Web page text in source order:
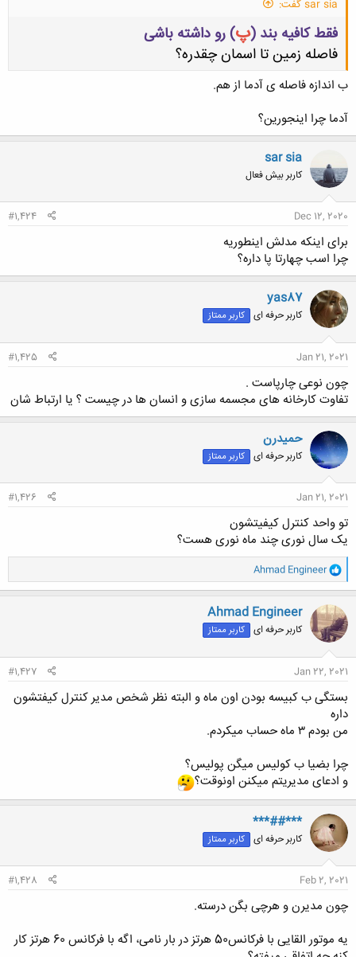
sar sia گفت:
فقط کافیه بند (پ) رو داشته باشی
فاصله زمین تا اسمان چقدره؟
کلیک کنید تا باز شود...
ب اندازه فاصله ی آدما از هم.
آدما چرا اینجورین؟
sar sia
کاربر بیش فعال
Dec 12, 2020
#1,424
برای اینکه مدلش اینطوریه
چرا اسب چهارتا پا داره؟
yas87
کاربر حرفه ای کاربر ممتاز
Jan 21, 2021
#1,425
چون نوعی چارپاست .
تفاوت کارخانه های مجسمه سازی و انسان ها در چیست ؟ یا ارتباط شان
حميدرن
کاربر حرفه ای کاربر ممتاز
Jan 21, 2021
#1,426
تو واحد کنترل کیفیتشون
یک سال نوری چند ماه نوری هست؟
و
ا
ک
ن
ش
ه
ا
Ahmad Engineer
Ahmad Engineer
کاربر حرفه ای کاربر ممتاز
Jan 22, 2021
#1,427
بستگی ب کبیسه بودن اون ماه و البته نظر شخص مدیر کنترل کیفتشون
داره
من بودم ۳ ماه حساب میکردم.
چرا بضیا ب کولیس میگن پولیس؟
و ادعای مدیریتم میکنن اونوقت؟
***##***
کاربر حرفه ای کاربر ممتاز
Feb 2, 2021
#1,428
چون مدیرن و هرچی بگن درسته.
یه موتور القایی با فرکانس50 هرتز در بار نامی، اگه با فرکانس 60 هرتز کار